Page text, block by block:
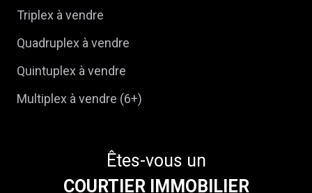
Triplex à vendre
Quadruplex à vendre
Quintuplex à vendre
Multiplex à vendre (6+)
Êtes-vous un
COURTIER IMMOBILIER